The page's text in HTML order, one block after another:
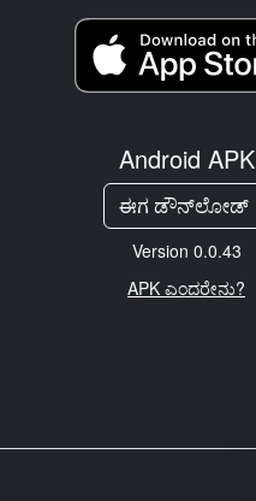
Android APK
ಈಗ ಡೌನ್‌ಲೋಡ್
Version 0.0.43
APK ಎಂದರೇನು?